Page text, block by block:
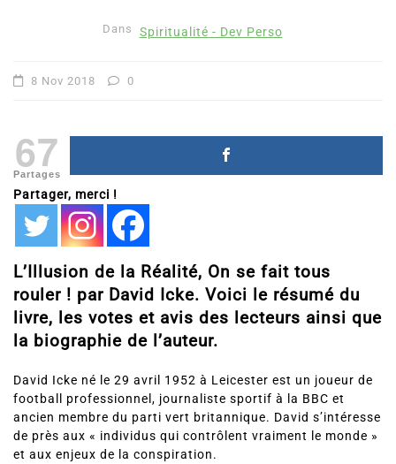
Dans Spiritualité - Dev Perso
8 Nov 2018 0
67
Partages
Partager, merci !
L’Illusion de la Réalité, On se fait tous
rouler ! par David Icke. Voici le résumé du
livre, les votes et avis des lecteurs ainsi que
la biographie de l’auteur.
David Icke né le 29 avril 1952 à Leicester est un joueur de
football professionnel, journaliste sportif à la BBC et
ancien membre du parti vert britannique. David s’intéresse
de près aux « individus qui contrôlent vraiment le monde »
et aux enjeux de la conspiration.